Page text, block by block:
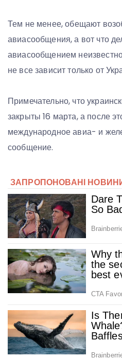
Тем не менее, обещают
авиасообщения, а вот что
авиасообщением
не все зависит только от
Примечательно, что
закрыты 16 марта, а после
международное авиа- и
сообщение.